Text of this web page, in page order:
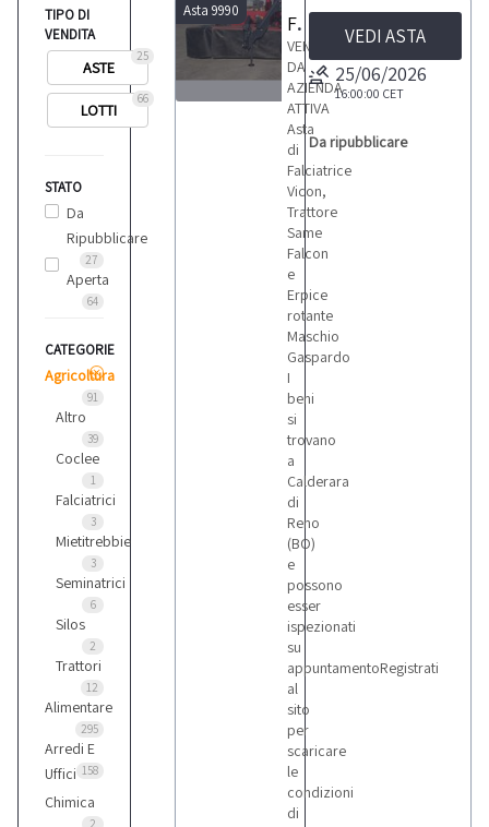
TIPO DI
VENDITA
25
ASTE
66
LOTTI
STATO
Da
Ripubblicare
27
Aperta
64
CATEGORIE
Agricoltura
91
Altro
39
Coclee
1
Falciatrici
3
Mietitrebbie
3
Seminatrici
6
Silos
2
Trattori
12
Alimentare
295
Arredi E
Uffici 158
Chimica
2
Asta 9990
Falciatrice Vicon, Trattore Same Falcon e Erpice rotante Maschio Gaspardo
VENDITA
DA
AZIENDA
ATTIVA
Asta
di
Falciatrice
Vicon,
Trattore
Same
Falcon
e
Erpice
rotante
Maschio
Gaspardo
I
beni
si
trovano
a
Calderara
di
Reno
(BO)
e
possono
esser
ispezionati
su
appuntamentoRegistrati
al
sito
per
scaricare
le
condizioni
di
VEDI ASTA
25/06/2026
16:00:00 CET
Da ripubblicare